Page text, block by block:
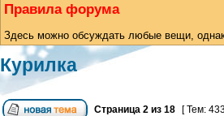
Правила форума
Здесь можно обсуждать любые вещи,
Курилка
Страница 2 из 18 [ Тем: